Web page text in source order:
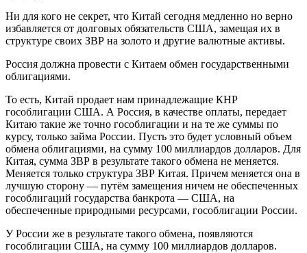
Ни для кого не секрет, что Китай сегодня медленно но верно
избавляется от долговых обязательств США, замещая их в
структуре своих ЗВР на золото и другие валютные активы.
Россия должна провести с Китаем обмен государственными
облигациями.
То есть, Китай продает нам принадлежащие КНР
гособлигации США. А Россия, в качестве оплаты, передает
Китаю такие же точно гособлигации и на те же суммы по
курсу, только займа России. Пусть это будет условный объем
обмена облигациями, на сумму 100 миллиардов долларов. Для
Китая, сумма ЗВР в результате такого обмена не меняется.
Меняется только структура ЗВР Китая. Причем меняется она в
лучшую сторону — путём замещения ничем не обеспеченных
гособлигаций государства банкрота — США, на
обеспеченные природными ресурсами, гособлигации России.
У России же в результате такого обмена, появляются
гособлигации США, на сумму 100 миллиардов долларов.